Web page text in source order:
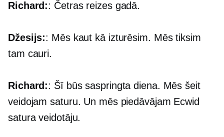
Richard:: Četras reizes gadā.
Džesijs:: Mēs kaut kā izturēsim. Mēs tiksim
tam cauri.
Richard:: Šī būs saspringta diena. Mēs šeit
veidojam saturu. Un mēs piedāvājam Ecwid
satura veidotāju.